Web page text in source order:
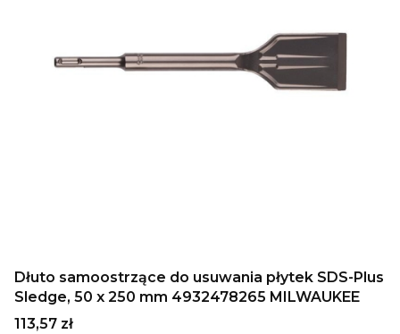
Dłuto samoostrzące do usuwania płytek SDS-Plus
Sledge, 50 x 250 mm 4932478265 MILWAUKEE
Cena
113,57 zł